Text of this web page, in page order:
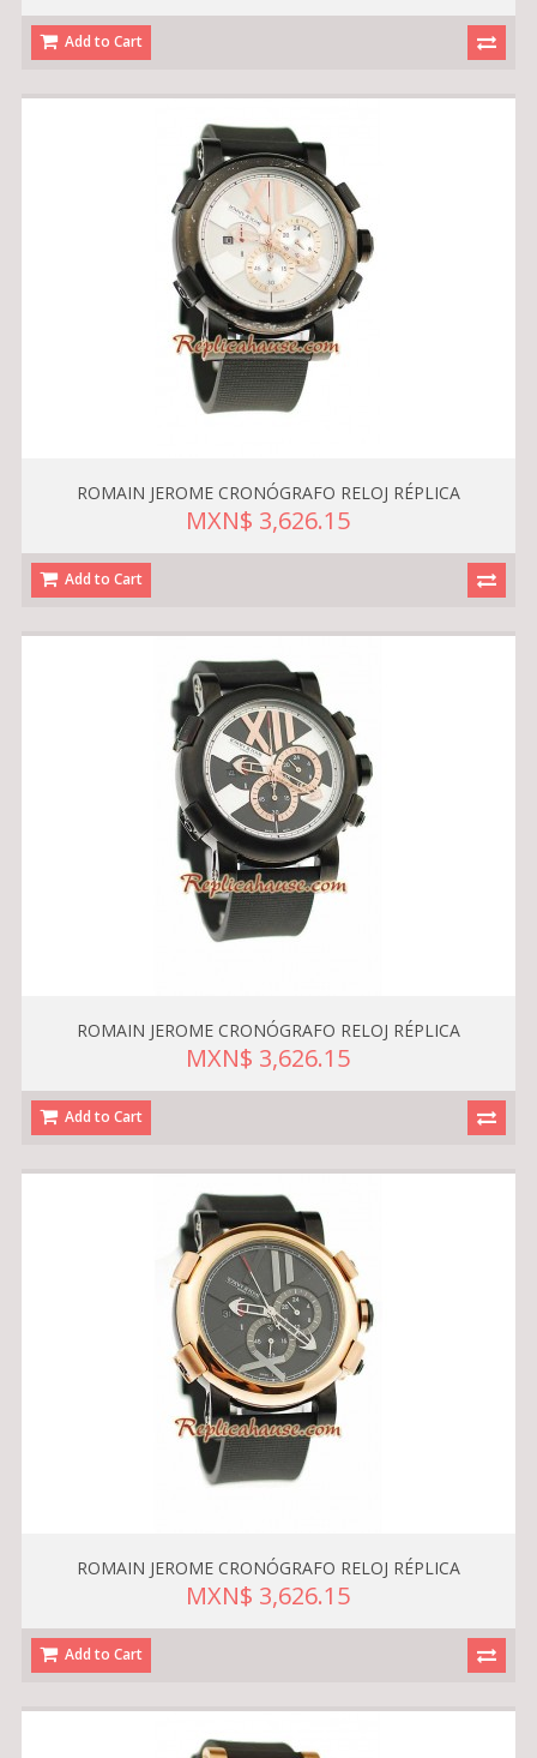
Add to Cart
ROMAIN JEROME CRONÓGRAFO RELOJ RÉPLICA
MXN$ 3,626.15
Add to Cart
ROMAIN JEROME CRONÓGRAFO RELOJ RÉPLICA
MXN$ 3,626.15
Add to Cart
ROMAIN JEROME CRONÓGRAFO RELOJ RÉPLICA
MXN$ 3,626.15
Add to Cart